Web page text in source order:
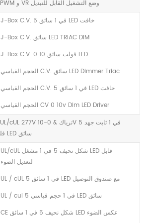
PWM و VR وضع التشغيل القابل للتبديل
J-Box C.V. 5 في 1 سائق LED خافت
J-Box C.V. سائق LED TRIAC DIM
J-Box C.V. 0 10 فولت سائق LED
الحجم القياسي C.V. سائق LED Dimmer Triac
الحجم القياسي C.V. 5 في 1 سائق LED خافت
الحجم القياسي CV 0 10v Dim LED Driver
UL/cUL 277V ترياك & 0-10V 5 في 1 ثابت جهد
فلطي LED سائق
UL/cUL شكل نحيف 5 في 1 مشغل LED قابل
لتعديل الضوء
UL / cUL 5 في 1 سائق LED مع صندوق التوصيل
UL / cul 5 في 1 حجم قياسي LED سائق
CE شكل نحيف 5 في 1 سائق LED عكس الضوء